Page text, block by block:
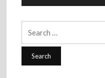
for: